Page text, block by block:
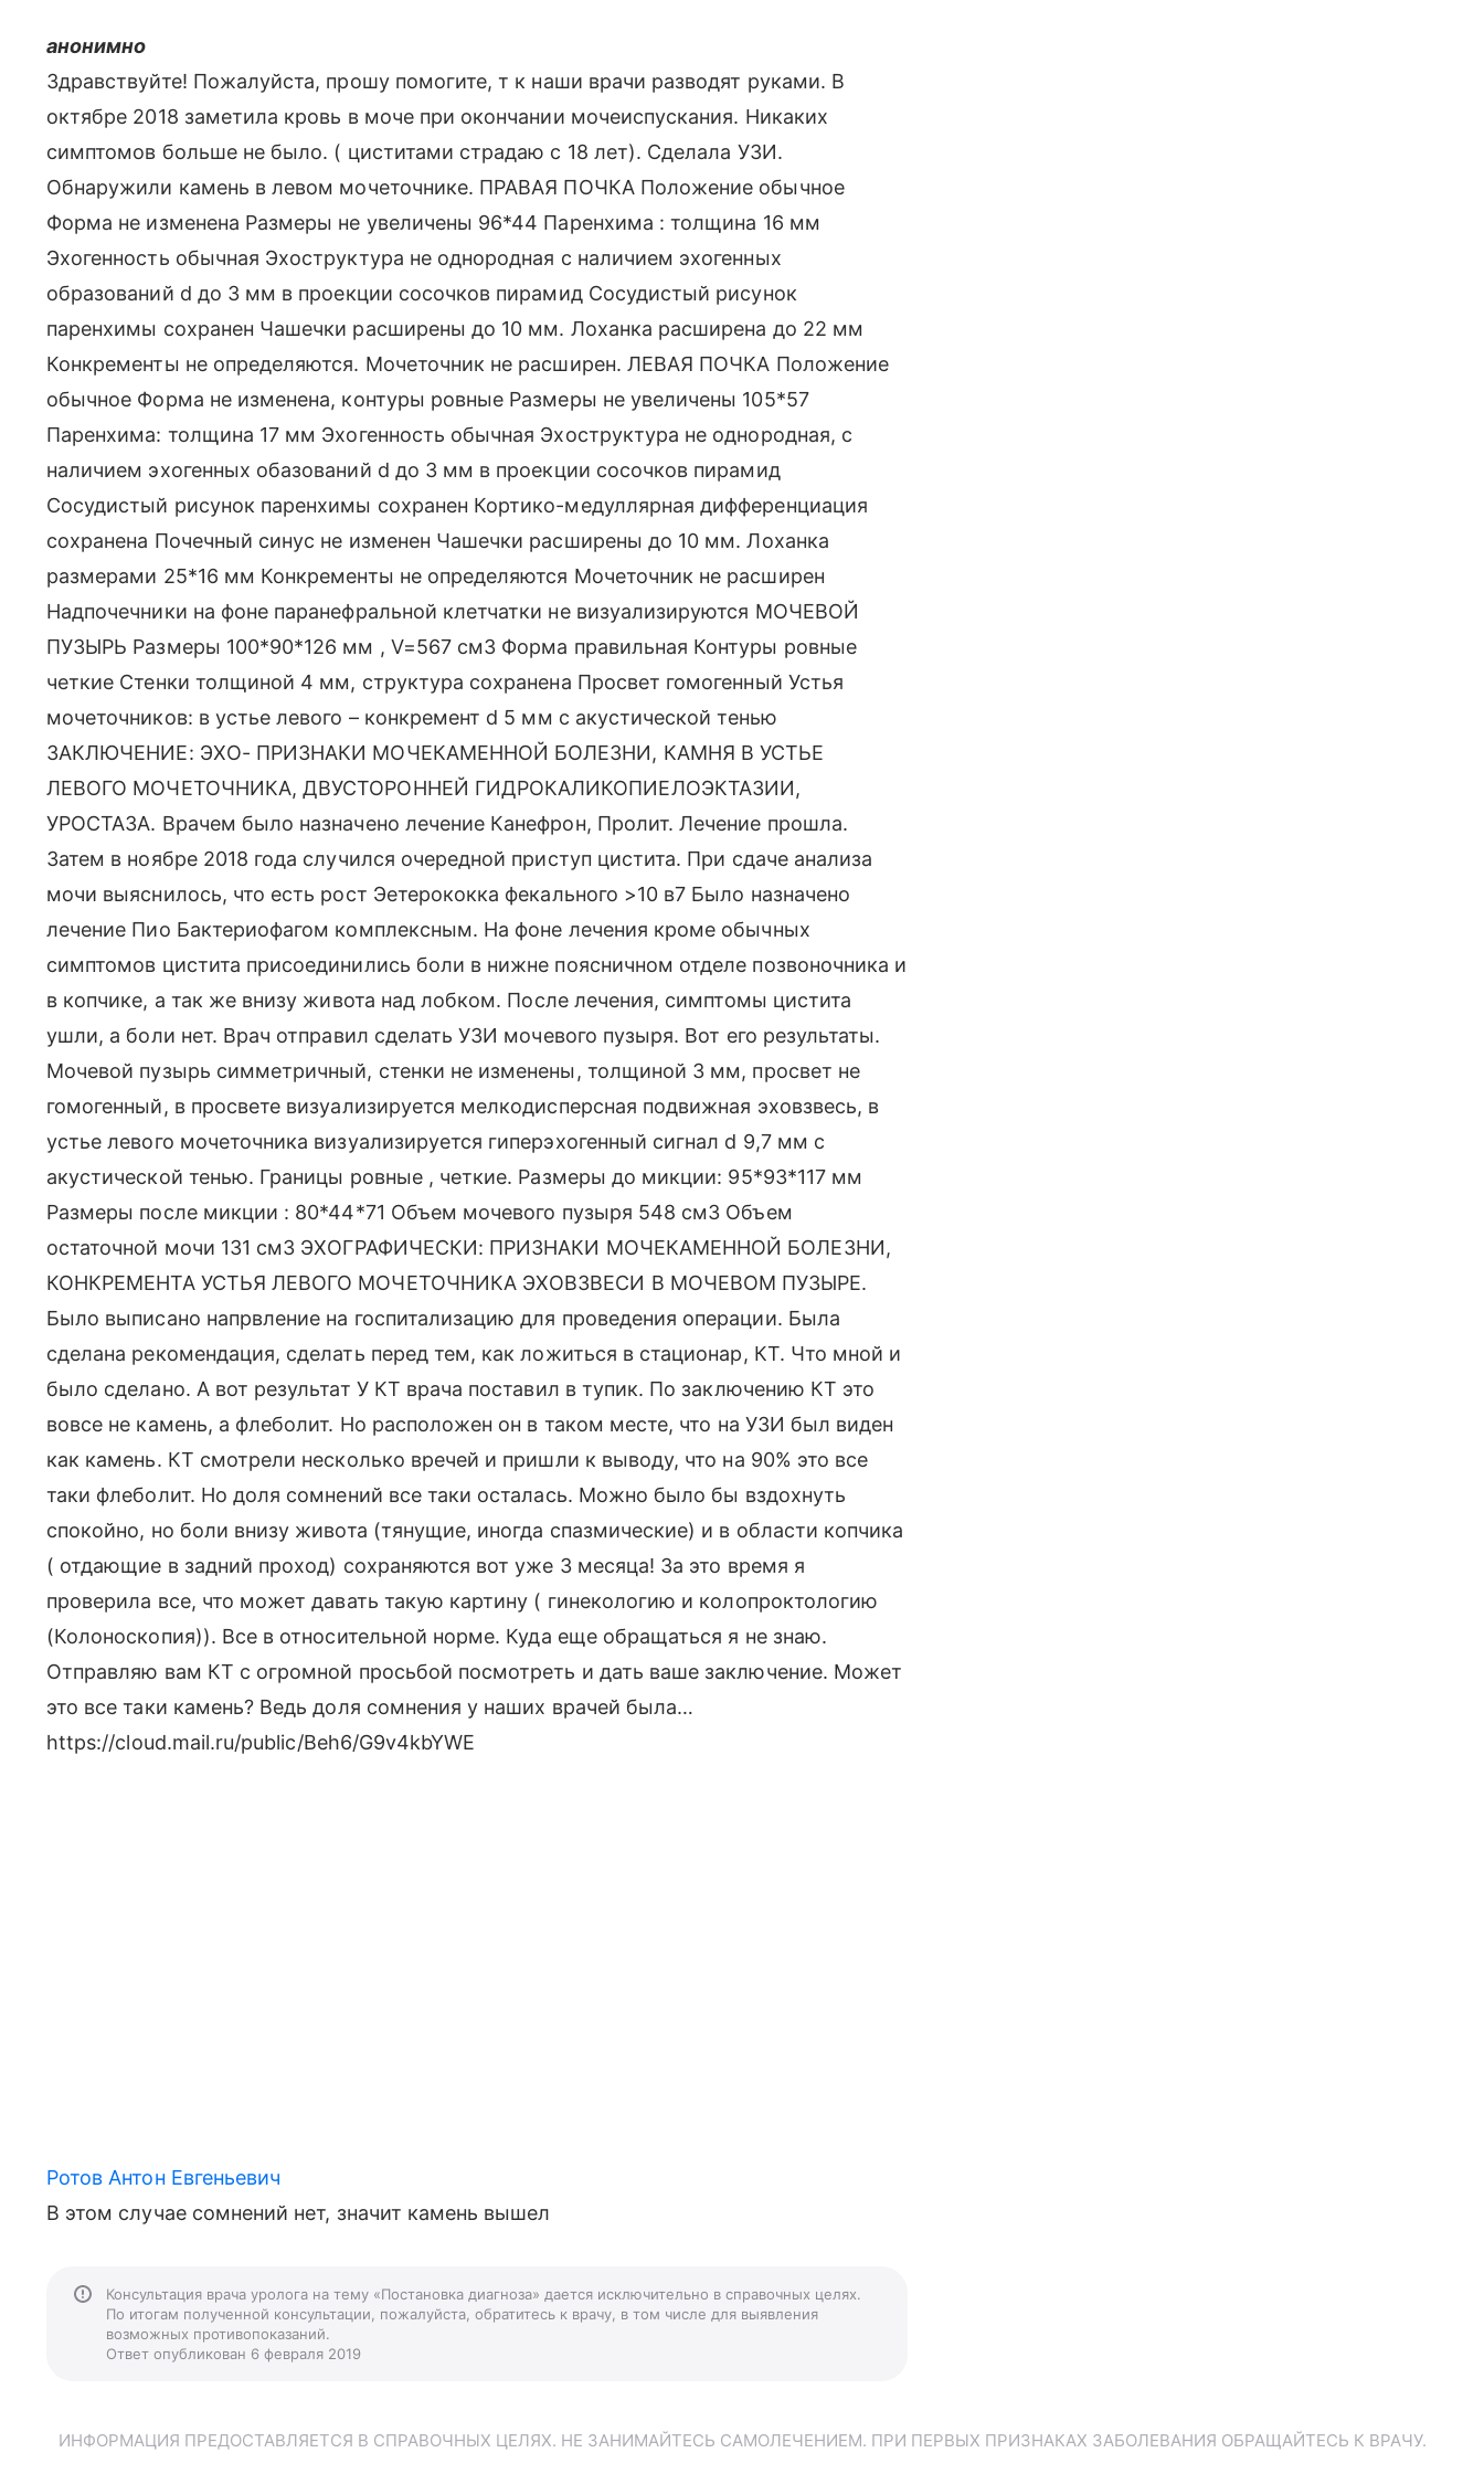
анонимно
Здравствуйте! Пожалуйста, прошу помогите, т к наши врачи разводят руками. В
октябре 2018 заметила кровь в моче при окончании мочеиспускания. Никаких
симптомов больше не было. ( циститами страдаю с 18 лет). Сделала УЗИ.
Обнаружили камень в левом мочеточнике. ПРАВАЯ ПОЧКА Положение обычное
Форма не изменена Размеры не увеличены 96*44 Паренхима : толщина 16 мм
Эхогенность обычная Эхоструктура не однородная с наличием эхогенных
образований d до 3 мм в проекции сосочков пирамид Сосудистый рисунок
паренхимы сохранен Чашечки расширены до 10 мм. Лоханка расширена до 22 мм
Конкременты не определяются. Мочеточник не расширен. ЛЕВАЯ ПОЧКА Положение
обычное Форма не изменена, контуры ровные Размеры не увеличены 105*57
Паренхима: толщина 17 мм Эхогенность обычная Эхоструктура не однородная, с
наличием эхогенных обазований d до 3 мм в проекции сосочков пирамид
Сосудистый рисунок паренхимы сохранен Кортико-медуллярная дифференциация
сохранена Почечный синус не изменен Чашечки расширены до 10 мм. Лоханка
размерами 25*16 мм Конкременты не определяются Мочеточник не расширен
Надпочечники на фоне паранефральной клетчатки не визуализируются МОЧЕВОЙ
ПУЗЫРЬ Размеры 100*90*126 мм , V=567 см3 Форма правильная Контуры ровные
четкие Стенки толщиной 4 мм, структура сохранена Просвет гомогенный Устья
мочеточников: в устье левого – конкремент d 5 мм с акустической тенью
ЗАКЛЮЧЕНИЕ: ЭХО- ПРИЗНАКИ МОЧЕКАМЕННОЙ БОЛЕЗНИ, КАМНЯ В УСТЬЕ
ЛЕВОГО МОЧЕТОЧНИКА, ДВУСТОРОННЕЙ ГИДРОКАЛИКОПИЕЛОЭКТАЗИИ,
УРОСТАЗА. Врачем было назначено лечение Канефрон, Пролит. Лечение прошла.
Затем в ноябре 2018 года случился очередной приступ цистита. При сдаче анализа
мочи выяснилось, что есть рост Эетерококка фекального >10 в7 Было назначено
лечение Пио Бактериофагом комплексным. На фоне лечения кроме обычных
симптомов цистита присоединились боли в нижне поясничном отделе позвоночника и
в копчике, а так же внизу живота над лобком. После лечения, симптомы цистита
ушли, а боли нет. Врач отправил сделать УЗИ мочевого пузыря. Вот его результаты.
Мочевой пузырь симметричный, стенки не изменены, толщиной 3 мм, просвет не
гомогенный, в просвете визуализируется мелкодисперсная подвижная эховзвесь, в
устье левого мочеточника визуализируется гиперэхогенный сигнал d 9,7 мм с
акустической тенью. Границы ровные , четкие. Размеры до микции: 95*93*117 мм
Размеры после микции : 80*44*71 Объем мочевого пузыря 548 см3 Объем
остаточной мочи 131 см3 ЭХОГРАФИЧЕСКИ: ПРИЗНАКИ МОЧЕКАМЕННОЙ БОЛЕЗНИ,
КОНКРЕМЕНТА УСТЬЯ ЛЕВОГО МОЧЕТОЧНИКА ЭХОВЗВЕСИ В МОЧЕВОМ ПУЗЫРЕ.
Было выписано напрвление на госпитализацию для проведения операции. Была
сделана рекомендация, сделать перед тем, как ложиться в стационар, КТ. Что мной и
было сделано. А вот результат У КТ врача поставил в тупик. По заключению КТ это
вовсе не камень, а флеболит. Но расположен он в таком месте, что на УЗИ был виден
как камень. КТ смотрели несколько вречей и пришли к выводу, что на 90% это все
таки флеболит. Но доля сомнений все таки осталась. Можно было бы вздохнуть
спокойно, но боли внизу живота (тянущие, иногда спазмические) и в области копчика
( отдающие в задний проход) сохраняются вот уже 3 месяца! За это время я
проверила все, что может давать такую картину ( гинекологию и колопроктологию
(Колоноскопия)). Все в относительной норме. Куда еще обращаться я не знаю.
Отправляю вам КТ с огромной просьбой посмотреть и дать ваше заключение. Может
это все таки камень? Ведь доля сомнения у наших врачей была…
https://cloud.mail.ru/public/Beh6/G9v4kbYWE
Ротов Антон Евгеньевич
В этом случае сомнений нет, значит камень вышел
Консультация врача уролога на тему «Постановка диагноза» дается исключительно в справочных целях.
По итогам полученной консультации, пожалуйста, обратитесь к врачу, в том числе для выявления
возможных противопоказаний.
Ответ опубликован 6 февраля 2019
ИНФОРМАЦИЯ ПРЕДОСТАВЛЯЕТСЯ В СПРАВОЧНЫХ ЦЕЛЯХ. НЕ ЗАНИМАЙТЕСЬ САМОЛЕЧЕНИЕМ. ПРИ ПЕРВЫХ ПРИЗНАКАХ ЗАБОЛЕВАНИЯ ОБРАЩАЙТЕСЬ К ВРАЧУ.